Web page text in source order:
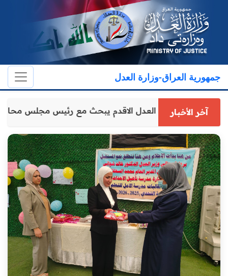
جمهورية العراق-وزارة العدل
آخر الأخباروكيل وزارة العدل الاقدم يبحث مع رئيس مجلس